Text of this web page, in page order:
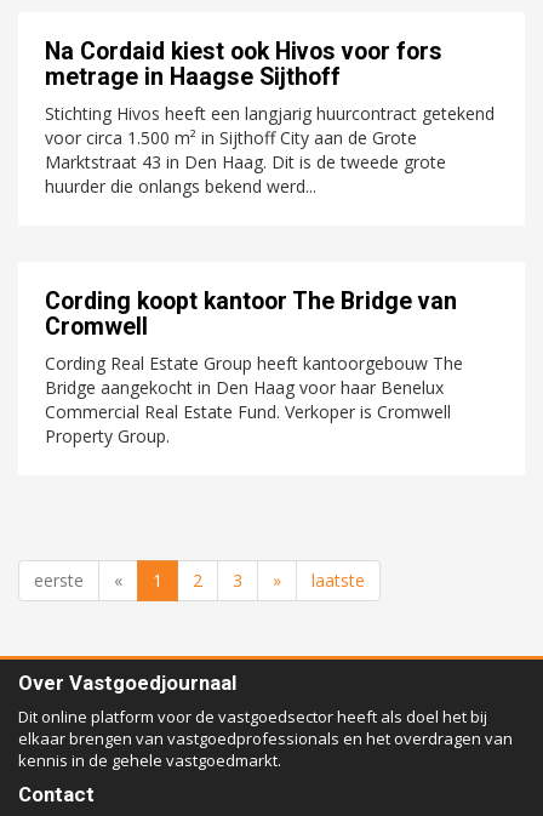
Na Cordaid kiest ook Hivos voor fors
metrage in Haagse Sijthoff
Stichting Hivos heeft een langjarig huurcontract getekend
voor circa 1.500 m² in Sijthoff City aan de Grote
Marktstraat 43 in Den Haag. Dit is de tweede grote
huurder die onlangs bekend werd...
Cording koopt kantoor The Bridge van
Cromwell
Cording Real Estate Group heeft kantoorgebouw The
Bridge aangekocht in Den Haag voor haar Benelux
Commercial Real Estate Fund. Verkoper is Cromwell
Property Group.
eerste « 1 2 3 » laatste
Over Vastgoedjournaal
Dit online platform voor de vastgoedsector heeft als doel het bij
elkaar brengen van vastgoedprofessionals en het overdragen van
kennis in de gehele vastgoedmarkt.
Contact